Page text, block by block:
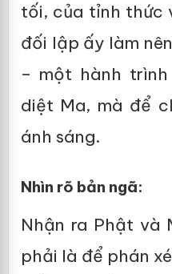
tối, của tỉnh thức
đối lập ấy làm
– một hành
diệt Ma, mà để
ánh sáng.
Nhìn rõ bản ngã:
Nhận ra Phật và
phải là để phán